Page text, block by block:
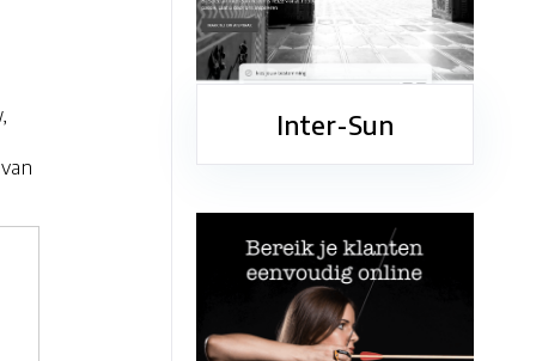
Inter-Sun